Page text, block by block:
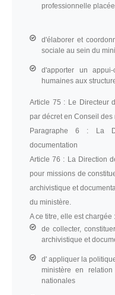
professionnelle
d'élaborer et
sociale au sein du
d'apporter un
humaines aux
Article 75 : Le Directeur
par décret en Conseil
Paragraphe 6 : La
documentation
Article 76 : La Direction
pour missions de
archivistique et
du ministère.
A ce titre, elle est chargée :
de collecter,
archivistique et
d' appliquer la
ministère en
nationales